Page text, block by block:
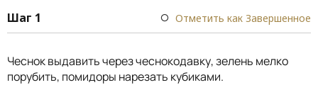
Шаг 1 Отметить как Завершенное
Чеснок выдавить через чеснокодавку, зелень мелко
порубить, помидоры нарезать кубиками.